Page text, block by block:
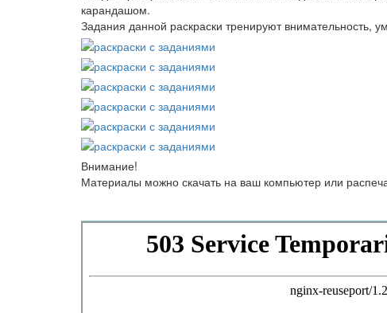
карандашом.
Задания данной раскраски тренируют внимательность,
Внимание!
Материалы можно скачать на ваш компьютер или